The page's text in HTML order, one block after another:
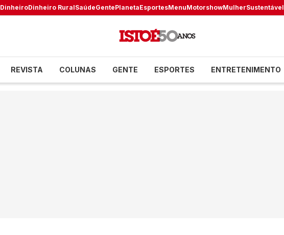
DinheiroDinheiro RuralSaúdeGentePlanetaEsportesMenuMotorshowMulherSustentável
REVISTA COLUNAS GENTE ESPORTES ENTRETENIMENTO